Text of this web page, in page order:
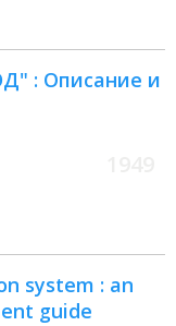
: Описание и
system : an
guide